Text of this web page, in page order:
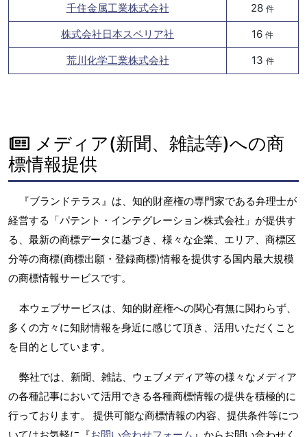
千住金属工業株式会社
28 件
株式会社日本スペリア社 16 件
荒川化学工業株式会社 13 件
メディア(新聞、雑誌等)への商
標情報提供
『ブランドテラス』は、知的財産権の専門家である弁理士が
経営する「パテント・インテグレーション株式会社」が提供す
る、最新の商標データに基づき、様々な企業、エリア、商標区
分等の商標(商標出願・登録商標)情報を提供する国内最大規模
の商標情報サービスです。
本ウェブサービスは、知的財産権への関心有無に関わらず、
多くの方々に知財情報を身近に感じて頂き、活用いただくこと
を目的としています。
弊社では、新聞、雑誌、ウェブメディア等の様々なメディア
の各種記事において活用できる各種商標情報の提供を積極的に
行っております。 提供可能な商標情報の内容、提供条件等につ